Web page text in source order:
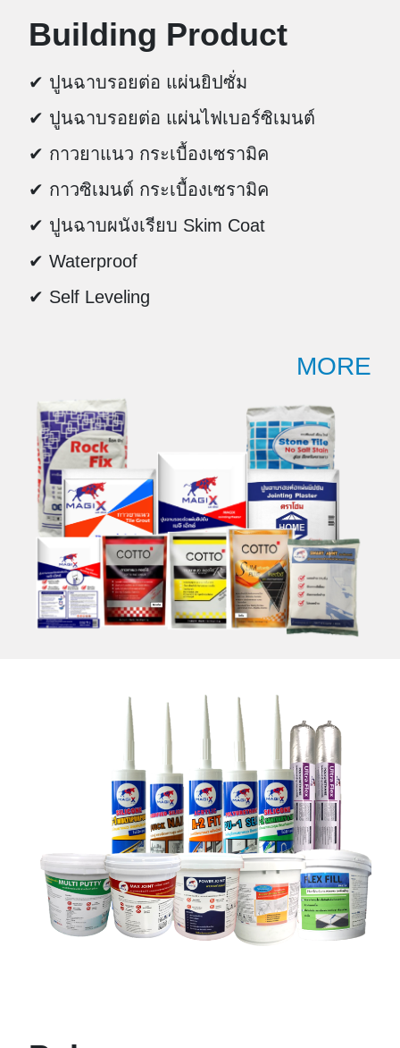
Building Product
✔ ปูนฉาบรอยต่อ แผ่นยิปซั่ม
✔ ปูนฉาบรอยต่อ แผ่นไฟเบอร์ซิเมนต์
✔ กาวยาแนว กระเบื้องเซรามิค
✔ กาวซิเมนต์ กระเบื้องเซรามิค
✔ ปูนฉาบผนังเรียบ Skim Coat
✔ Waterproof
✔ Self Leveling
MORE